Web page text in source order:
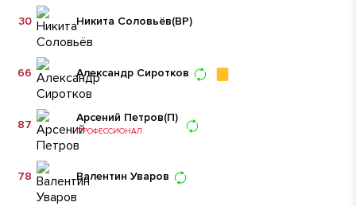
Никита Соловьёв(ВР)
30
Александр Сиротков
66
Арсений Петров(П)
ПРОФЕССИОНАЛ
87
Валентин Уваров
78